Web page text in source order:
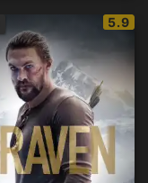
IMDb
5.9